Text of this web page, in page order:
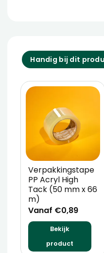
Handig bij dit
Verpakkingstape
PP Acryl High
Tack (50 mm x 66
m)
Vanaf €0,89
Bekijk
product